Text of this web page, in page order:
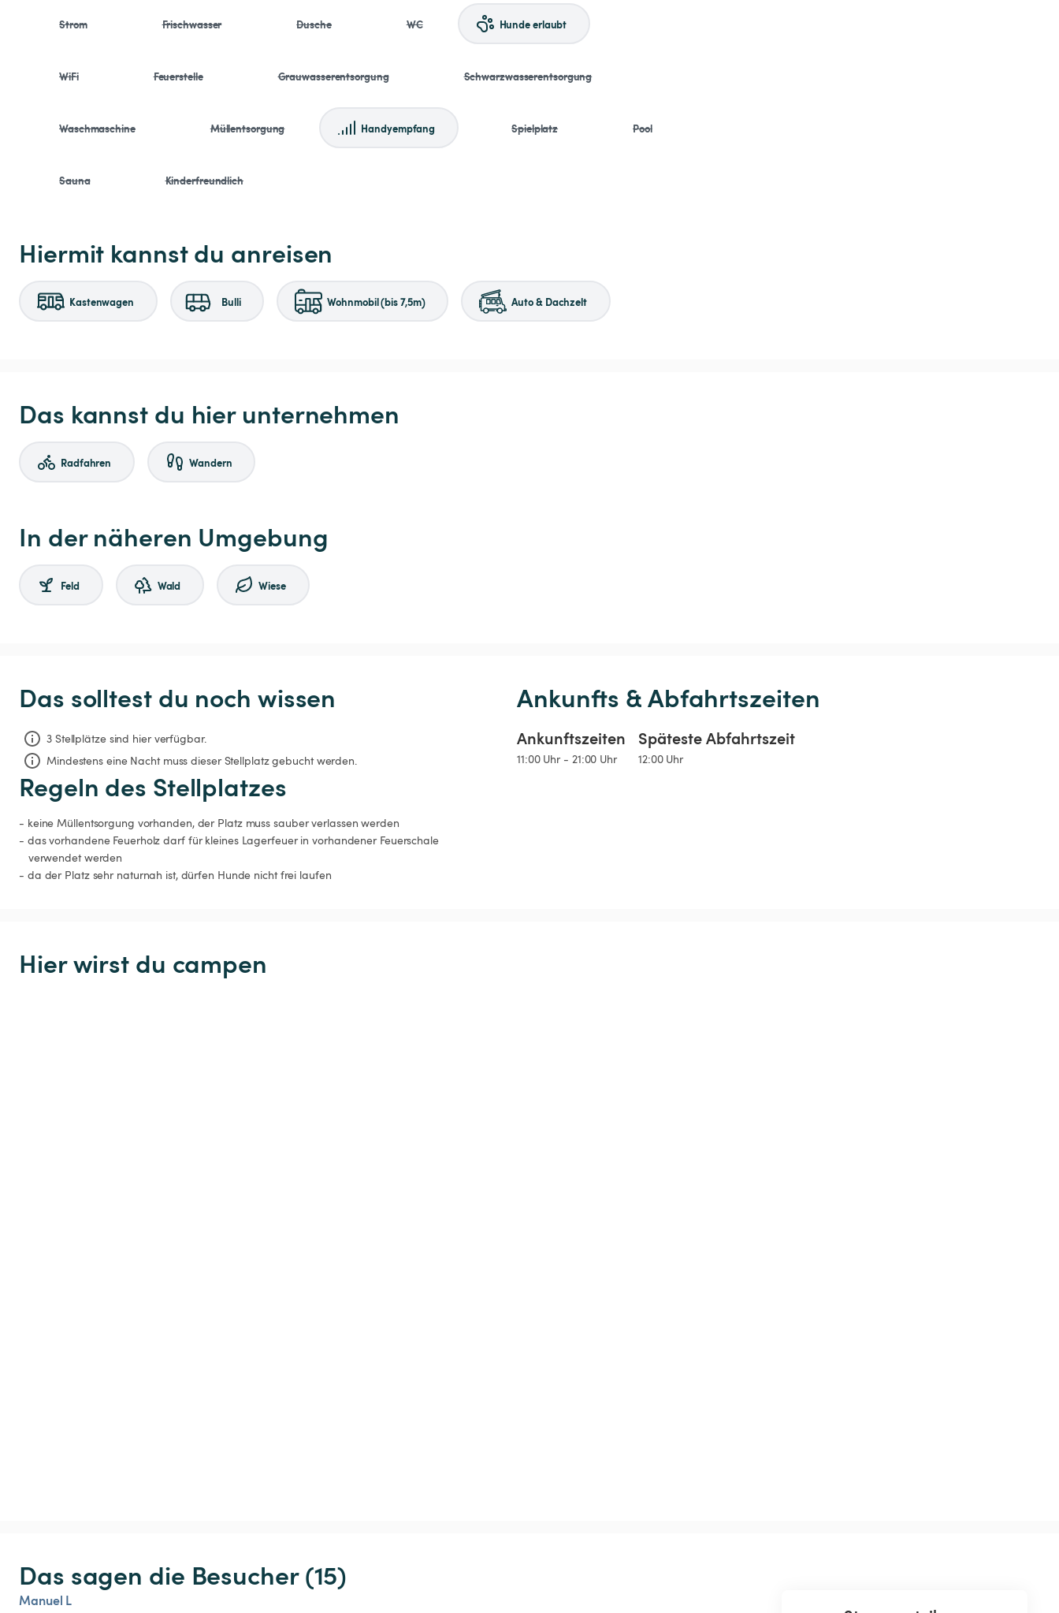
Strom Frischwasser Dusche WC Hunde erlaubt
WiFi Feuerstelle Grauwasserentsorgung Schwarzwasserentsorgung
Waschmaschine Müllentsorgung Handyempfang Spielplatz Pool
Sauna Kinderfreundlich
Hiermit kannst du anreisen
Kastenwagen Bulli Wohnmobil (bis 7,5m) Auto & Dachzelt
Das kannst du hier unternehmen
Radfahren Wandern
In der näheren Umgebung
Feld Wald Wiese
Das solltest du noch wissen
3 Stellplätze sind hier verfügbar.
Mindestens eine Nacht muss dieser Stellplatz gebucht werden.
Ankunfts & Abfahrtszeiten
Ankunftszeiten
11:00 Uhr - 21:00 Uhr
Späteste Abfahrtszeit
12:00 Uhr
Regeln des Stellplatzes
- keine Müllentsorgung vorhanden, der Platz muss sauber verlassen werden
- das vorhandene Feuerholz darf für kleines Lagerfeuer in vorhandener Feuerschale
Hier wirst du campen
Das sagen die Besucher (15)
Manuel L